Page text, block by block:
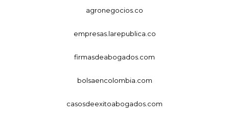
agronegocios.co
empresas.larepublica.co
firmasdeabogados.com
bolsaencolombia.com
casosdeexitoabogados.com